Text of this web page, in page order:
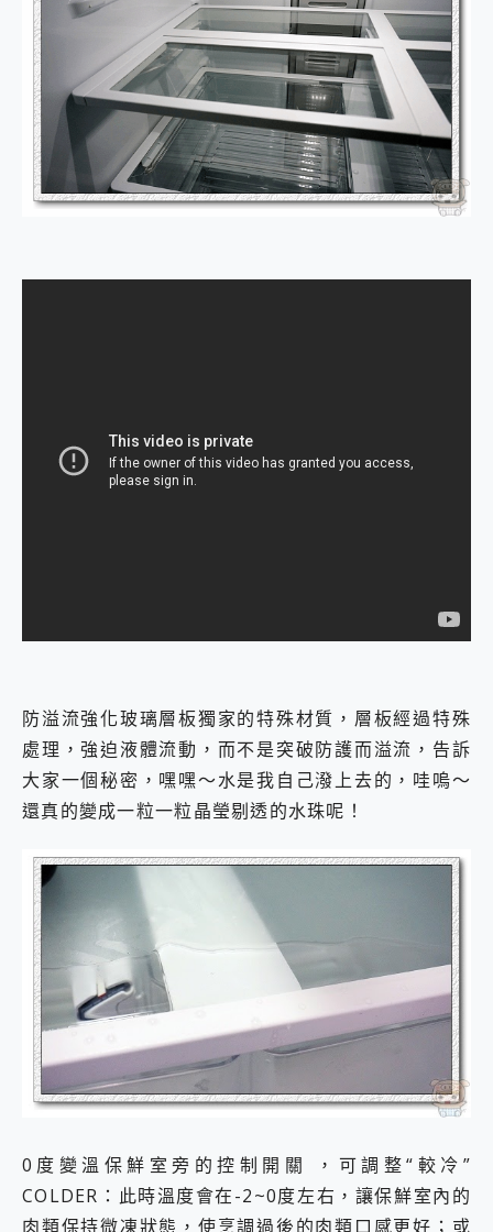
防溢流強化玻璃層板獨家的特殊材質，層板經過特殊
處理，強迫液體流動，而不是突破防護而溢流，告訴
大家一個秘密，嘿嘿～水是我自己潑上去的，哇嗚～
還真的變成一粒一粒晶瑩剔透的水珠呢！
0度變溫保鮮室旁的控制開關 ，可調整“較冷”
COLDER：此時溫度會在-2~0度左右，讓保鮮室內的
肉類保持微凍狀態，使烹調過後的肉類口感更好；或